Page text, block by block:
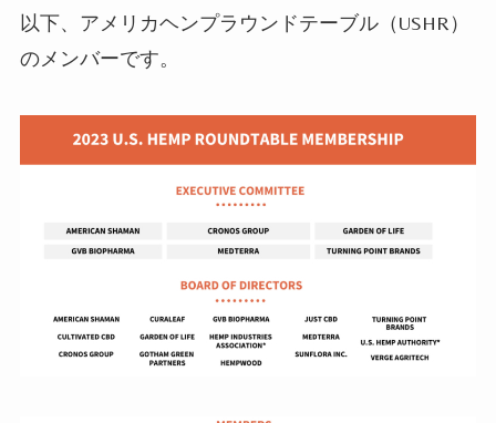
以下、アメリカヘンプラウンドテーブル（USHR）
のメンバーです。